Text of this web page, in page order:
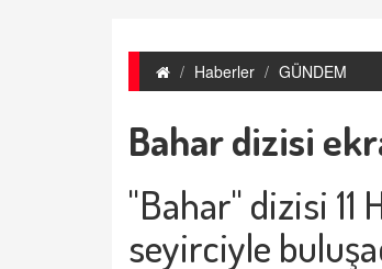
Haberler GÜNDEM
Bahar dizisi
"Bahar" dizisi 11
seyirciyle